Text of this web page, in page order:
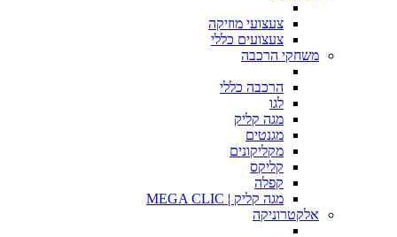
צעצועי מוזיקה
צעצועים כללי
משחקי הרכבה
הרכבה כללי
לגו
מגה קליק
מגנטים
מקליקונים
קליקס
קפלה
מגה קליק | MEGA CLIC
אלקטרוניקה